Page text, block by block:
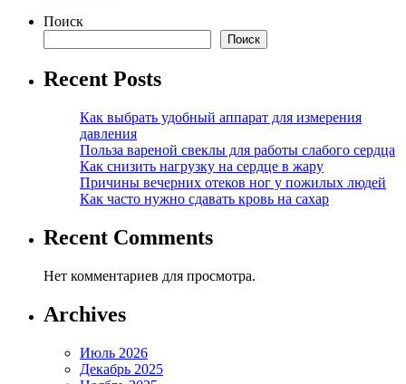
Поиск
Поиск
Recent Posts
Как выбрать удобный аппарат для измерения
давления
Польза вареной свеклы для работы слабого сердца
Как снизить нагрузку на сердце в жару
Причины вечерних отеков ног у пожилых людей
Как часто нужно сдавать кровь на сахар
Recent Comments
Нет комментариев для просмотра.
Archives
Июль 2026
Декабрь 2025